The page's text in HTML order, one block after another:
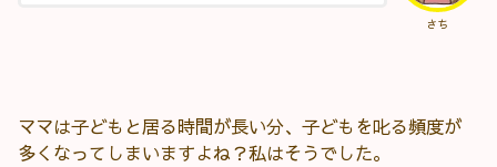
さち
ママは子どもと居る時間が長い分、子どもを叱る頻度が
多くなってしまいますよね？私はそうでした。